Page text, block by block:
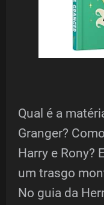
Qual é a
Granger?
Harry e Rony?
um trasgo
No guia da